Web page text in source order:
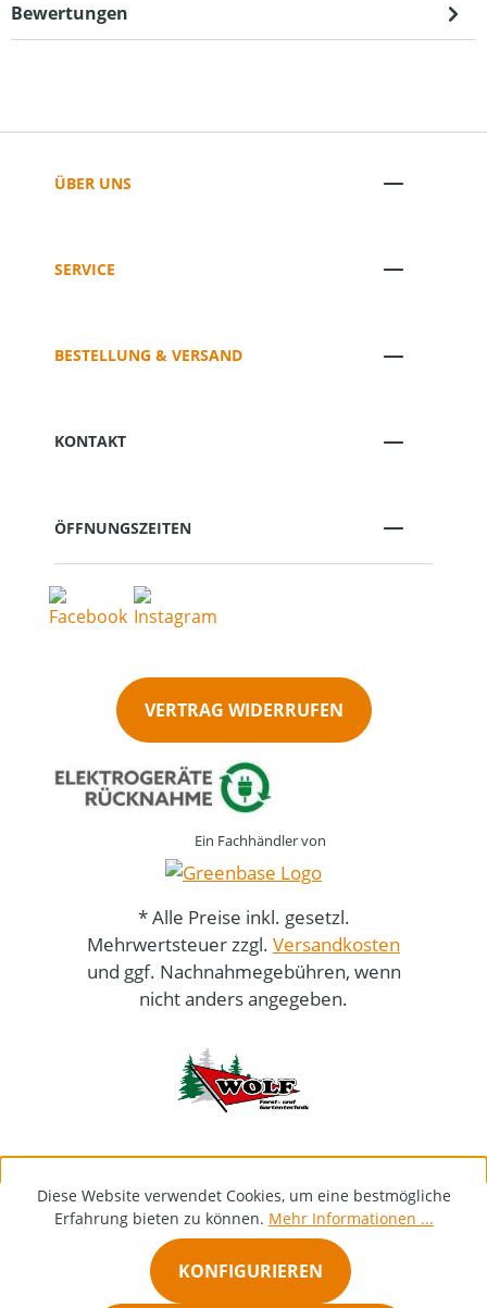
Bewertungen
ÜBER UNS
SERVICE
BESTELLUNG & VERSAND
KONTAKT
ÖFFNUNGSZEITEN
VERTRAG WIDERRUFEN
Ein Fachhändler von
* Alle Preise inkl. gesetzl.
Mehrwertsteuer zzgl. Versandkosten
und ggf. Nachnahmegebühren, wenn
nicht anders angegeben.
Diese Website verwendet Cookies, um eine bestmögliche
Erfahrung bieten zu können. Mehr Informationen ...
KONFIGURIEREN